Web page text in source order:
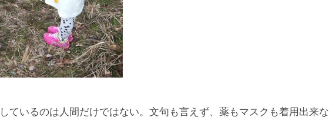
ているのは人間だけではない。文句も言えず、薬もマスクも着用出来な